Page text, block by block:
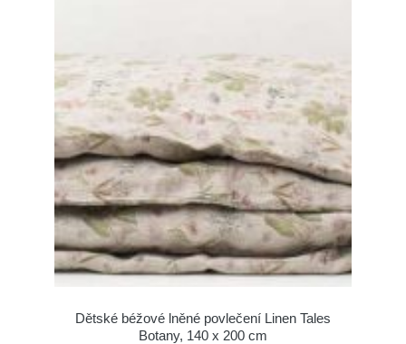
Dětské béžové lněné povlečení Linen Tales
Botany, 140 x 200 cm